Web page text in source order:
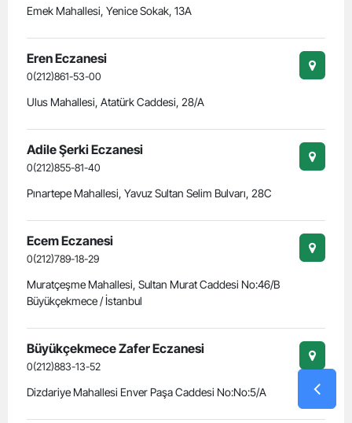
Emek Mahallesi, Yenice Sokak, 13A
Eren Eczanesi
0(212)861-53-00
Ulus Mahallesi, Atatürk Caddesi, 28/A
Adile Şerki Eczanesi
0(212)855-81-40
Pınartepe Mahallesi, Yavuz Sultan Selim Bulvarı, 28C
Ecem Eczanesi
0(212)789-18-29
Muratçeşme Mahallesi, Sultan Murat Caddesi No:46/B
Büyükçekmece / İstanbul
Büyükçekmece Zafer Eczanesi
0(212)883-13-52
Dizdariye Mahallesi Enver Paşa Caddesi No:No:5/A